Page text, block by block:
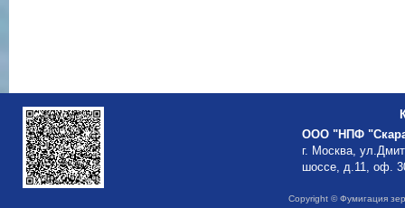
ООО "НПФ
г. Москва,
шоссе, д.11, оф.
Copyright © Фумигация